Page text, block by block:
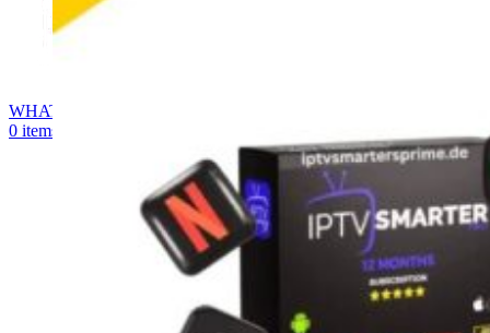
WHATSAPP
0 items